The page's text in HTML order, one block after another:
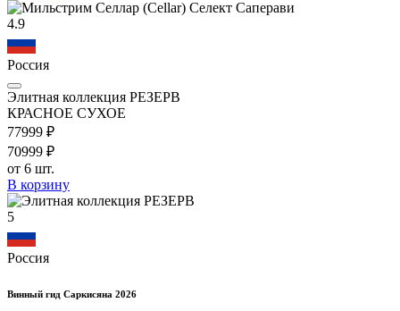
4.9
Россия
Элитная коллекция РЕЗЕРВ
КРАСНОЕ СУХОЕ
77999 ₽
70999 ₽
от 6 шт.
В корзину
5
Россия
Винный гид Саркисяна 2026